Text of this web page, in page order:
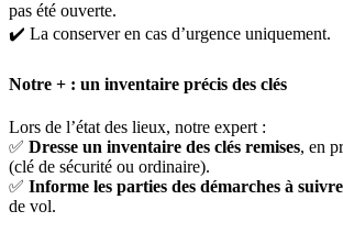
pas été ouverte.
✔️ La conserver en cas d’urgence uniquement.
Notre + : un inventaire précis des clés
Lors de l’état des lieux, notre expert :
✅ Dresse un inventaire des clés remises, en
(clé de sécurité ou ordinaire).
✅ Informe les parties des démarches à suivre
de vol.